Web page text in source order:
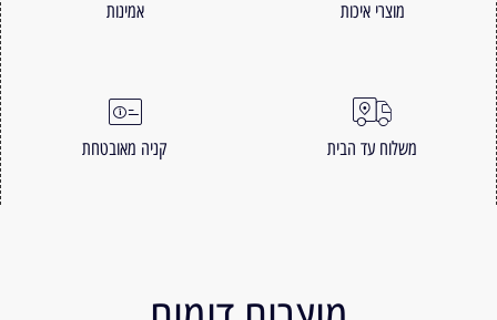
מוצרי איכות אמינות
משלוח עד הבית קניה מאובטחת